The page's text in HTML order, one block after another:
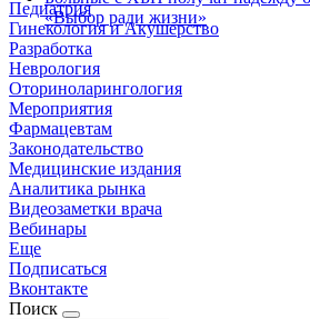
Педиатрия
Гинекология и Акушерство
Разработка
Неврология
Оториноларингология
Мероприятия
Фармацевтам
Законодательство
Медицинские издания
Аналитика рынка
Видеозаметки врача
Вебинары
Еще
Подписаться
Вконтакте
Поиск
«Выбор ради жизни»